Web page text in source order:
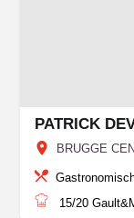
BRUGGE
15/20